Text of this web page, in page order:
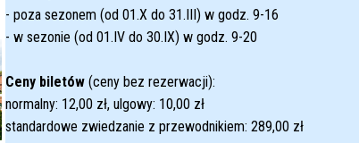
- poza sezonem (od 01.X do 31.III) w godz. 9-16
- w sezonie (od 01.IV do 30.IX) w godz. 9-20
Ceny biletów (ceny bez rezerwacji):
normalny: 12,00 zł, ulgowy: 10,00 zł
standardowe zwiedzanie z przewodnikiem: 289,00 zł